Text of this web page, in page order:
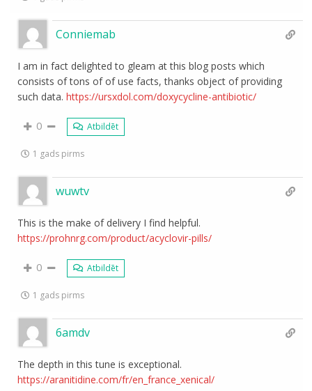
Conniemab
I am in fact delighted to gleam at this blog posts which
consists of tons of of use facts, thanks object of providing
such data.https://ursxdol.com/doxycycline-antibiotic/
0 Atbildēt
1 gads pirms
wuwtv
This is the make of delivery I find helpful.
https://prohnrg.com/product/acyclovir-pills/
0 Atbildēt
1 gads pirms
6amdv
The depth in this tune is exceptional.
https://aranitidine.com/fr/en_france_xenical/